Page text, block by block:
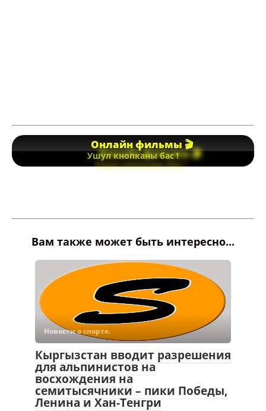
Онлайн фильмы 🎬
Ушул кнопканы бас !
Вам также может быть интересно...
Новости о спорте.
Кыргызстан вводит разрешения
для альпинистов на
восхождения на
семитысячники – пики Победы,
Ленина и Хан-Тенгри